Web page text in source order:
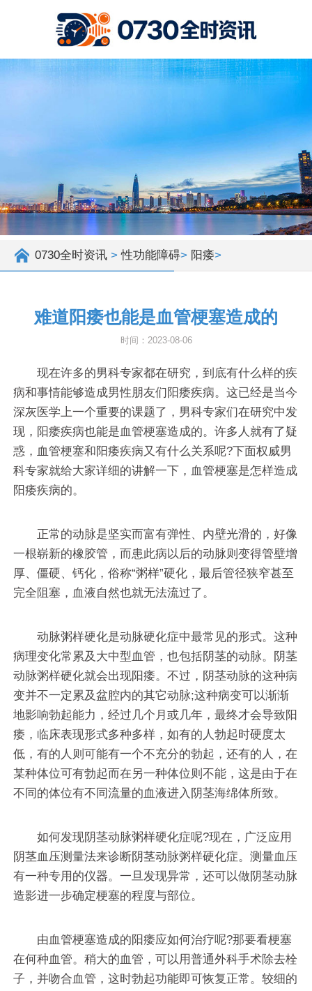
0730全时资讯 >性功能障碍> 阳痿>
难道阳痿也能是血管梗塞造成的
时间：2023-08-06
现在许多的男科专家都在研究，到底有什么样的疾
病和事情能够造成男性朋友们阳痿疾病。这已经是当今
深灰医学上一个重要的课题了，男科专家们在研究中发
现，阳痿疾病也能是血管梗塞造成的。许多人就有了疑
惑，血管梗塞和阳痿疾病又有什么关系呢?下面权威男
科专家就给大家详细的讲解一下，血管梗塞是怎样造成
阳痿疾病的。
正常的动脉是坚实而富有弹性、内壁光滑的，好像
一根崭新的橡胶管，而患此病以后的动脉则变得管壁增
厚、僵硬、钙化，俗称“粥样”硬化，最后管径狭窄甚至
完全阻塞，血液自然也就无法流过了。
动脉粥样硬化是动脉硬化症中最常见的形式。这种
病理变化常累及大中型血管，也包括阴茎的动脉。阴茎
动脉粥样硬化就会出现阳痿。不过，阴茎动脉的这种病
变并不一定累及盆腔内的其它动脉;这种病变可以渐渐
地影响勃起能力，经过几个月或几年，最终才会导致阳
痿，临床表现形式多种多样，如有的人勃起时硬度太
低，有的人则可能有一个不充分的勃起，还有的人，在
某种体位可有勃起而在另一种体位则不能，这是由于在
不同的体位有不同流量的血液进入阴茎海绵体所致。
如何发现阴茎动脉粥样硬化症呢?现在，广泛应用
阴茎血压测量法来诊断阴茎动脉粥样硬化症。测量血压
有一种专用的仪器。一旦发现异常，还可以做阴茎动脉
造影进一步确定梗塞的程度与部位。
由血管梗塞造成的阳痿应如何治疗呢?那要看梗塞
在何种血管。稍大的血管，可以用普通外科手术除去栓
子，并吻合血管，这时勃起功能即可恢复正常。较细的